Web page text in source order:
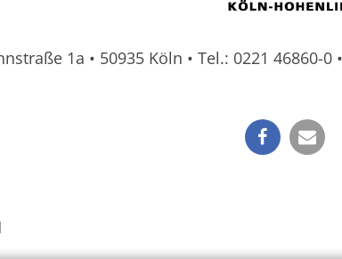
1a • 50935 Köln • Tel.: 0221 46860-0